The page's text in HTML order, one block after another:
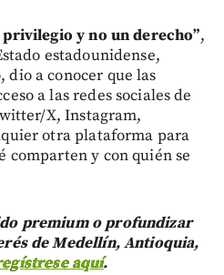
y no un derecho”,
estadounidense,
dio a conocer que las
a las redes sociales de
X, Instagram,
otra plataforma para
comparten y con quién se
premium o profundizar
de Medellín, Antioquia,
aquí.